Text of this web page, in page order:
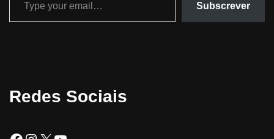
Subscrever
Redes Sociais